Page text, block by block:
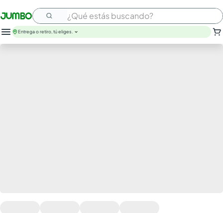
¿Qué estás buscando?
Entrega o retiro, tú eliges.